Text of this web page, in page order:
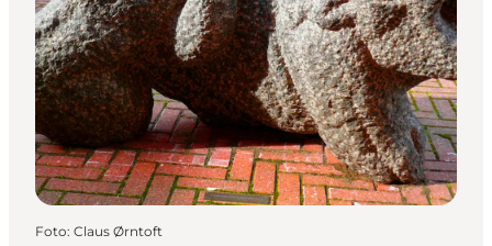
Erlebnisse
Unterkünfte
Reiseplanung
Foto: Claus Ørntoft